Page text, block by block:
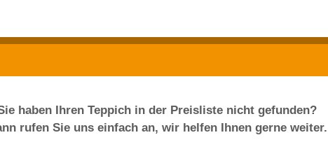
haben Ihren Teppich in der Preisliste nicht gefunden?
rufen Sie uns einfach an, wir helfen Ihnen gerne weiter.